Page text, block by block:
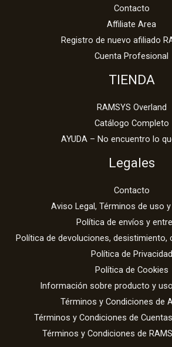
Contacto
Affiliate Area
Registro de nuevo afiliado
Cuenta Profesional
TIENDA
RAMSYS Overland
Catálogo Completo
AYUDA – No encuentro lo
Legales
Contacto
Aviso Legal, Términos de uso
Política de envíos y
Política de devoluciones, desistimiento,
Política de Privacidad
Política de Cookies
Información sobre producto y
Términos y Condiciones de
Términos y Condiciones de
Términos y Condiciones de